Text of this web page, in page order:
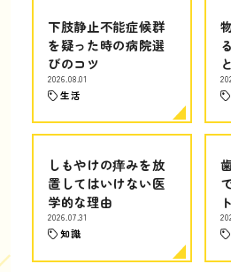
下肢静止不能症候群
を疑った時の病院選
びのコツ
2026.08.01
生活
しもやけの痒みを放
置してはいけない医
学的な理由
2026.07.31
知識